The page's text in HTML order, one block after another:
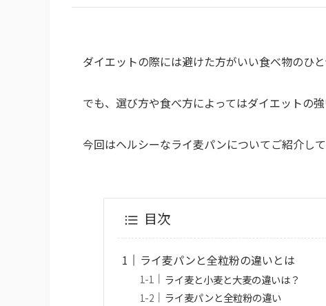
ダイエットの際には避けた方がいい食べ物のひ
でも、選び方や食べ方によってはダイエットの
今回はヘルシーなライ麦パンについてご紹介して
目次
ライ麦パンと全粒粉の違いとは
ライ麦と小麦と大麦の違いは？
ライ麦パンと全粒粉の違い